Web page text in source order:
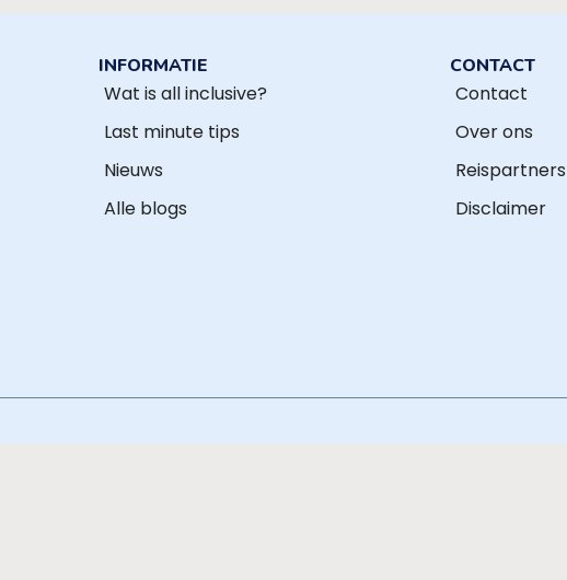
INFORMATIE
Wat is all inclusive?
Last minute tips
Nieuws
Alle blogs
CONTACT
Contact
Over ons
Reispartners
Disclaimer